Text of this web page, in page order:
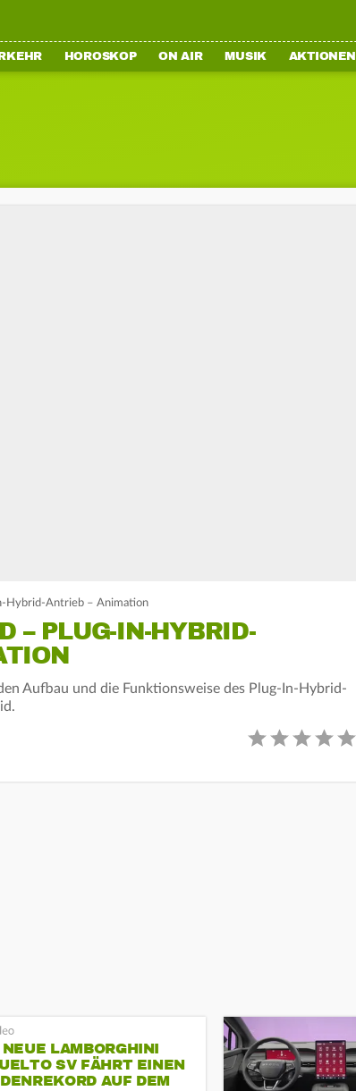
HOROSKOP ON AIR MUSIK AKTIONEN
Hybrid-Antrieb – Animation
– PLUG-IN-HYBRID-
Aufbau und die Funktionsweise des Plug-In-Hybrid-
NEUE LAMBORGHINI
SV FÄHRT EINEN
AUF DEM